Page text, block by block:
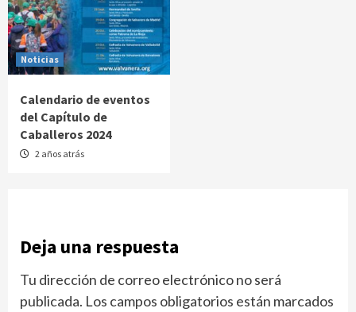
Noticias
Calendario de eventos
del Capítulo de
Caballeros 2024
2 años atrás
Deja una respuesta
Tu dirección de correo electrónico no será
publicada. Los campos obligatorios están marcados